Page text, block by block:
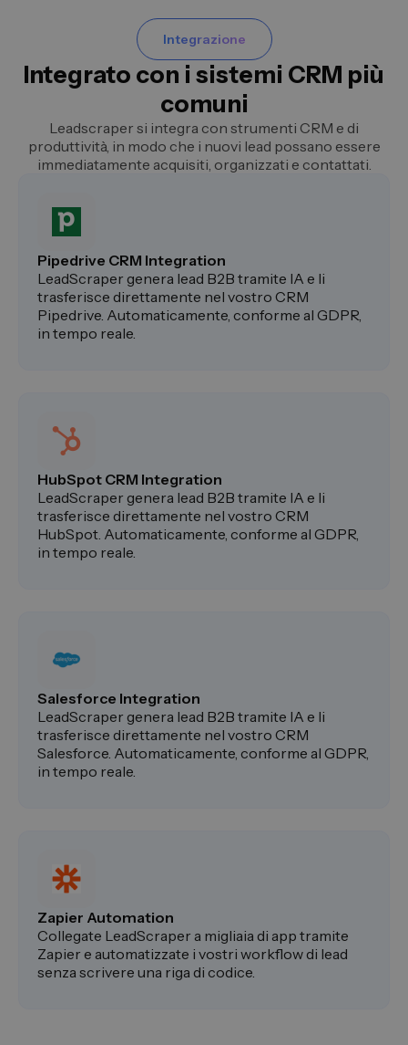
Integrazione
Integrato con i sistemi CRM più
comuni
Leadscraper si integra con strumenti CRM e di
produttività, in modo che i nuovi lead possano essere
immediatamente acquisiti, organizzati e contattati.
Pipedrive CRM Integration
LeadScraper genera lead B2B tramite IA e li
trasferisce direttamente nel vostro CRM
Pipedrive. Automaticamente, conforme al GDPR,
in tempo reale.
HubSpot CRM Integration
LeadScraper genera lead B2B tramite IA e li
trasferisce direttamente nel vostro CRM
HubSpot. Automaticamente, conforme al GDPR,
in tempo reale.
Salesforce Integration
LeadScraper genera lead B2B tramite IA e li
trasferisce direttamente nel vostro CRM
Salesforce. Automaticamente, conforme al GDPR,
in tempo reale.
Zapier Automation
Collegate LeadScraper a migliaia di app tramite
Zapier e automatizzate i vostri workflow di lead
senza scrivere una riga di codice.